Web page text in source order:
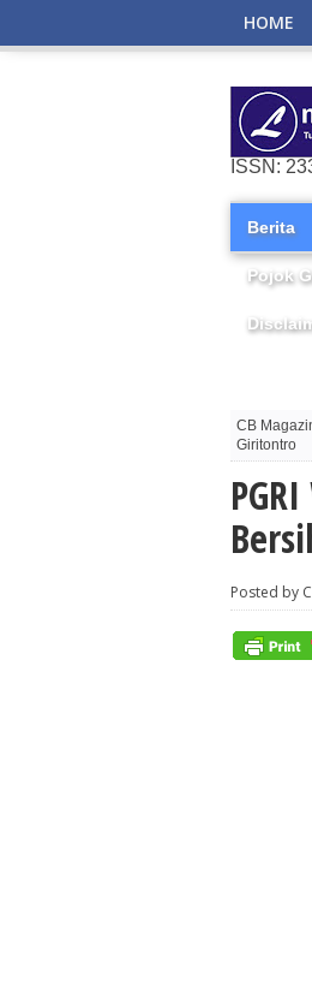
HOME
ISSN:
Berita
Pojok
CB
Giritontro
Posted by